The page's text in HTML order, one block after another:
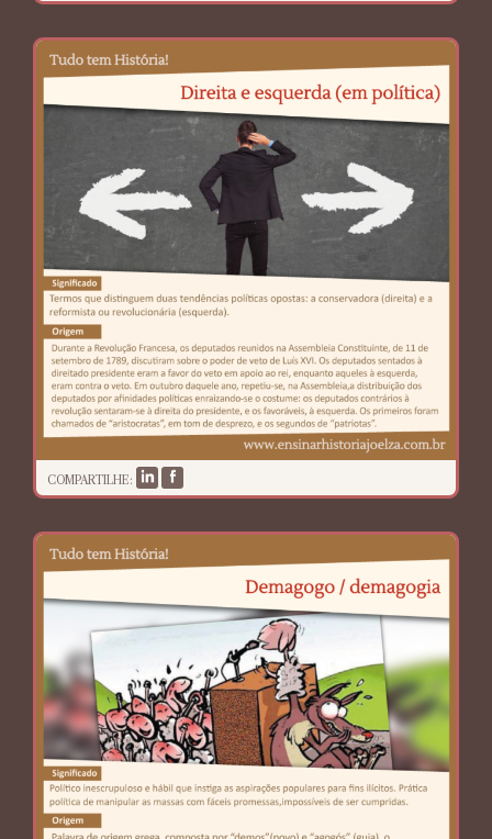
COMPARTILHE: